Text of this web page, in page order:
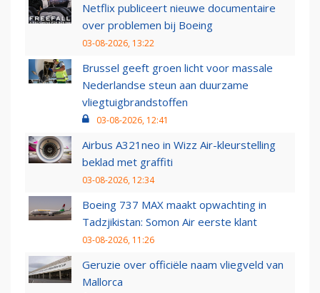
Netflix publiceert nieuwe documentaire
over problemen bij Boeing
03-08-2026, 13:22
Brussel geeft groen licht voor massale
Nederlandse steun aan duurzame
vliegtuigbrandstoffen
03-08-2026, 12:41
Airbus A321neo in Wizz Air-kleurstelling
beklad met graffiti
03-08-2026, 12:34
Boeing 737 MAX maakt opwachting in
Tadzjikistan: Somon Air eerste klant
03-08-2026, 11:26
Geruzie over officiële naam vliegveld van
Mallorca